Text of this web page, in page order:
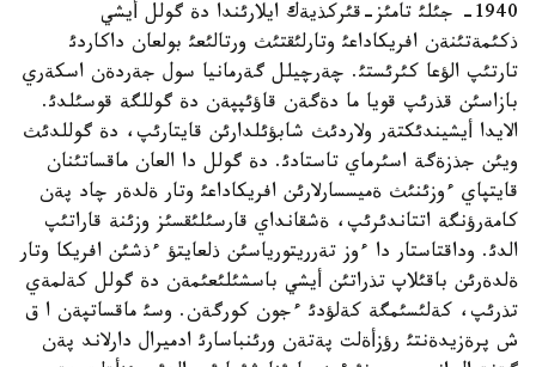
1940- جئلئ تامئز-قئركذيةك ايلارئندا دة گولل أيشي
ذكئمةتئنةن افريكاداعئ وتارلئقتئث ورتالئعئ بولعان داكاردئ
تارتئپ الؤعا كئرئستئ. چةرچيلل گةرمانيا سول جةردةن اسكةري
بازاسئن قذرئپ قويا ما دةگةن قاؤئپپةن دة گوللگة قوسئلدئ.
الايدا أيشيندئكتةر ولاردئث شابؤئلدارئن قايتارئپ، دة گوللدئث
ويئن جذزةگة اسئرماي تاستادئ. دة گولل دا العان ماقساتئنان
قايتپاي ءوزئنئث ةميسسارلارئن افريكاداعئ وتار ةلدةر چاد پةن
كامةرؤنگة اتتاندئرئپ، ةشقانداي قارسئلئقسئز وزئنة قاراتئپ
الدئ. وداقتاستار دا ءوز تةرريتورياسئن ذلعايتؤ ءذشئن افريكا وتار
ةلدةرئن باقئلاپ تذراتئن أيشي باسشئلئعئمةن دة گولل كةلمةي
تذرئپ، كةلئسئمگة كةلؤدئ ءجون كورگةن. وسئ ماقساتپةن ا ق
ش پرةزيدةنتئ رؤزأةلت پةتةن ورئنباسارئ ادميرال دارلاند پةن